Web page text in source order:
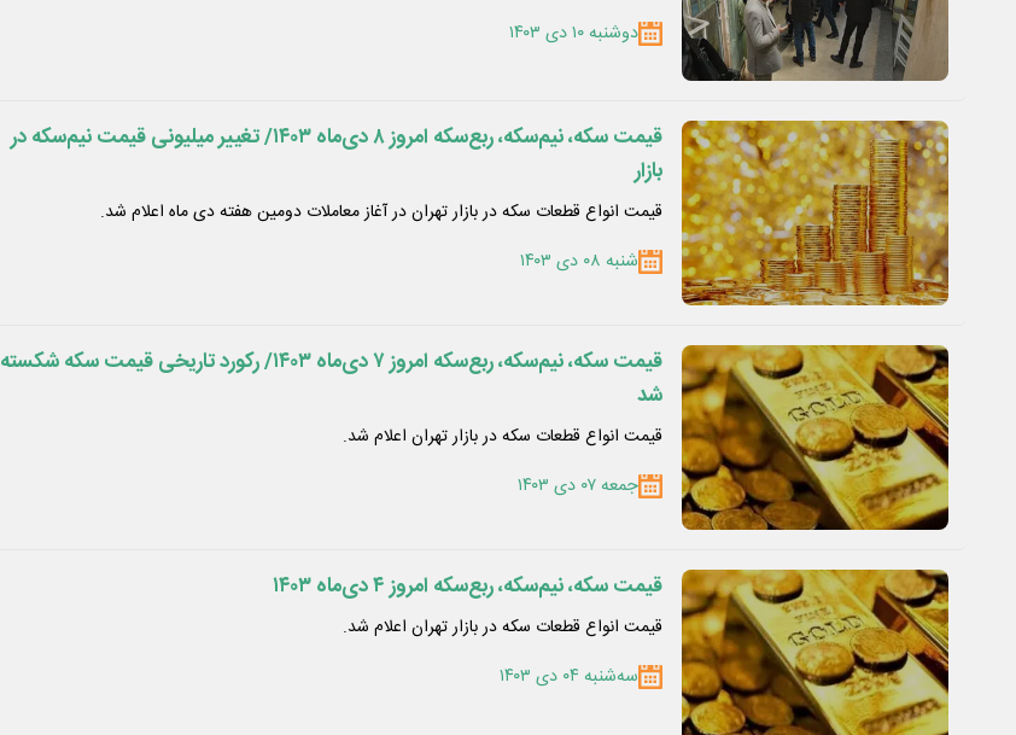
دوشنبه ۱۰ دی ۱۴۰۳
قیمت سکه، نیم‌سکه، ربع‌سکه امروز ۸ دی‌ماه ۱۴۰۳/ تغییر میلیونی قیمت نیم‌سکه در
بازار
قیمت انواع قطعات سکه در بازار تهران در آغاز معاملات دومین هفته دی ماه اعلام شد.
شنبه ۰۸ دی ۱۴۰۳
قیمت سکه، نیم‌سکه، ربع‌سکه امروز ۷ دی‌ماه ۱۴۰۳/ رکورد تاریخی قیمت سکه شکسته
شد
قیمت انواع قطعات سکه در بازار تهران اعلام شد.
جمعه ۰۷ دی ۱۴۰۳
قیمت سکه، نیم‌سکه، ربع‌سکه امروز ۴ دی‌ماه ۱۴۰۳
قیمت انواع قطعات سکه در بازار تهران اعلام شد.
سه‌شنبه ۰۴ دی ۱۴۰۳